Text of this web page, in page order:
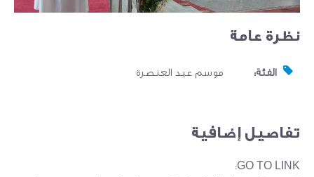
نظرة عامة
الفئة: موسم عيد العنصرة
تفاصيل إضافية
GO TO LINK: